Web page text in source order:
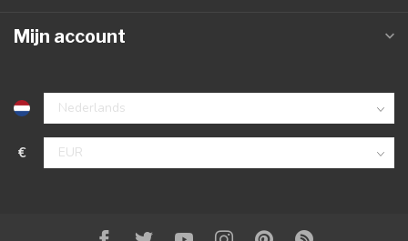
Mijn account
€